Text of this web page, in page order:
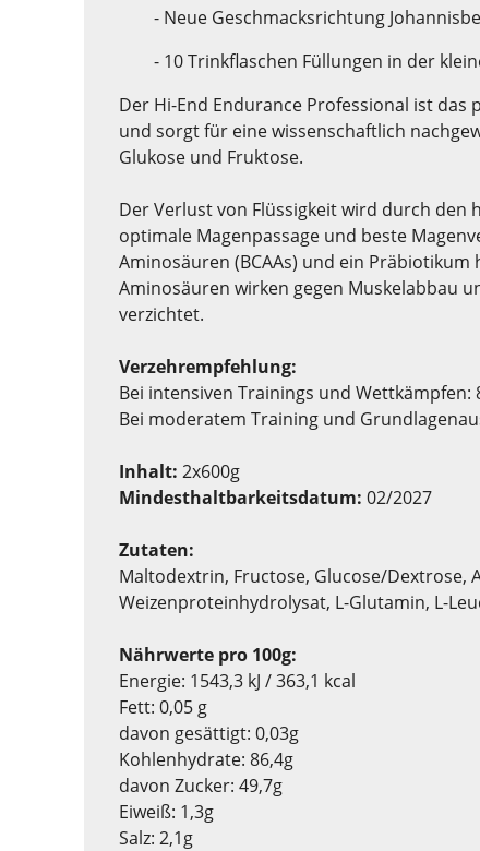
- Neue Geschmacksrichtung
- 10 Trinkflaschen Füllungen in der
Der Hi-End Endurance Professional ist
und sorgt für eine wissenschaftlich
Glukose und Fruktose.
Der Verlust von Flüssigkeit wird durch
optimale Magenpassage und beste
Aminosäuren (BCAAs) und ein
Aminosäuren wirken gegen Muskelabbau
verzichtet.
Verzehrempfehlung:
Bei intensiven Trainings und
Bei moderatem Training und
Inhalt: 2x600g
Mindesthaltbarkeitsdatum: 02/2027
Zutaten:
Maltodextrin, Fructose, Glucose/
Weizenproteinhydrolysat, L-Glutamin, L-
Nährwerte pro 100g:
Energie: 1543,3 kJ / 363,1 kcal
Fett: 0,05 g
davon gesättigt: 0,03g
Kohlenhydrate: 86,4g
davon Zucker: 49,7g
Eiweiß: 1,3g
Salz: 2,1g